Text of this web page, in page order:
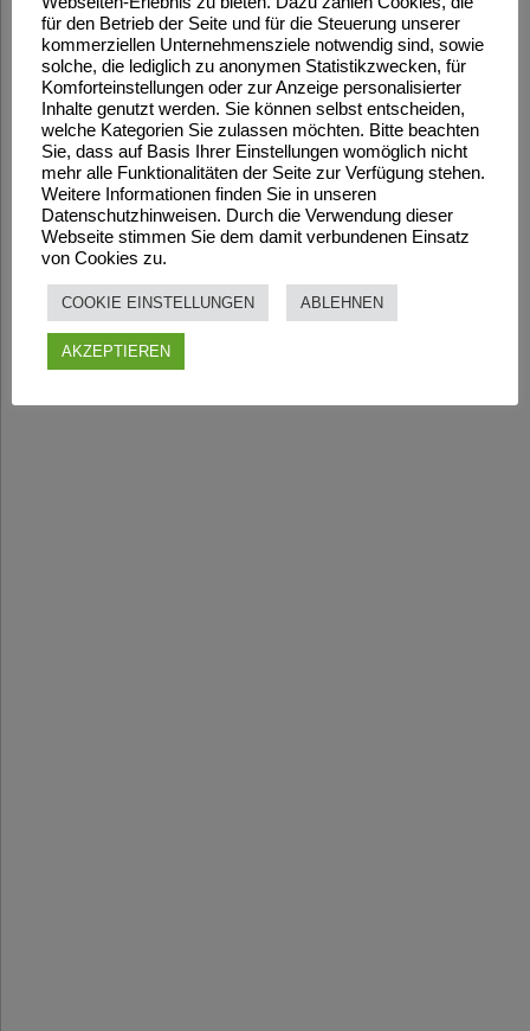
für den Betrieb der Seite und für die Steuerung unserer
kommerziellen Unternehmensziele notwendig sind, sowie
solche, die lediglich zu anonymen Statistikzwecken, für
Komforteinstellungen oder zur Anzeige personalisierter
Inhalte genutzt werden. Sie können selbst entscheiden,
welche Kategorien Sie zulassen möchten. Bitte beachten
Sie, dass auf Basis Ihrer Einstellungen womöglich nicht
mehr alle Funktionalitäten der Seite zur Verfügung stehen.
Weitere Informationen finden Sie in unseren
Datenschutzhinweisen. Durch die Verwendung dieser
Webseite stimmen Sie dem damit verbundenen Einsatz
von Cookies zu.
COOKIE EINSTELLUNGEN ABLEHNEN
AKZEPTIEREN